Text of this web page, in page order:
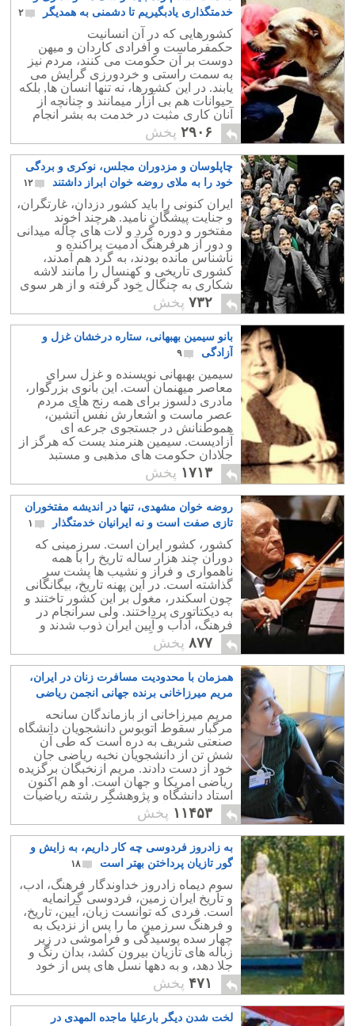
خدمتگذاری یادبگیریم تا دشمنی به همدیگر
۲
کشورهایی که در آن انسانیت
حکمفرماست و افرادی کاردان و میهن
دوست بر آن حکومت می کنند، مردم نیز
به سمت راستی و خردورزی گرایش می
یابند. در این کشورها، نه تنها انسان ها, بلکه
حیوانات هم بی آزار میمانند و چنانچه از
آنان کاری مثبت در خدمت به بشر انجام
پذیرد، نوازش شده بدانان توجه بیشتری
خواهد شد.
۲۹۰۶ پخش
چاپلوسان و مزدوران مجلس، نوکری و بردگی
خود را به ملای روضه خوان ابراز داشتند
۱۲
ایران کنونی را باید کشور دزدان، غارتگران،
و جنایت پیشگان نامید. هرچند آخوند
مفتخور و دوره گرد و لات های چاله میدانی
و دور از هرفرهنگ آدمیت پراکنده و
ناشناس مانده بودند، به گرد هم آمدند،
کشوری تاریخی و کهنسال را مانند لاشه
شکاری به چنگال خود گرفته و از هر سوی
به پاره پاره کردن آن پی پردازند.
۷۳۲ پخش
بانو سیمین بهبهانی، ستاره درخشان غزل و
آزادگی
۹
سیمین بهبهانی نویسنده و غزل‌ سرای
معاصر میهنمان است. این بانوی بزرگوار،
مادری دلسوز برای همه رنج های مردم
عصر ماست و اشعارش نفس آتشین،
هموطنانش در جستجوی جرعه ای
آزادیست. سیمین هنرمند یست که هرگز از
جلادان حکومت های مذهبی و مستبد
نهراسید و در پیشاپیش اعتراضات مردمی
آغوش بر روی خطرات گشود.
۱۷۱۳ پخش
روضه خوان مشهدی، تنها در اندیشه مفتخوران
تازی صفت است و نه ایرانیان خدمتگذار
۱
کشور، کشور ایران است. سرزمینی که
دوران چند هزار ساله تاریخ را با همه
ناهمواری و فراز و نشیب ها پشت سر
گذاشته است. در این پهنه تاریخ، بیگانگانی
چون اسکندر، مغول بر این کشور تاختند و
به دیکتاتوری پرداختند. ولی سرانجام در
فرهنگ، آداب و آیین ایران ذوب شدند و
هرکدام به خدمتگذاری و ایران دوستی
پرداختند.
۸۷۷ پخش
همزمان با محدودیت مسافرت زنان در ایران،
مریم میرزاخانی برنده جهانی انجمن ریاضی
مریم میرزاخانی از بازماندگان سانحه
مرگبار سقوط اتوبوس دانشجویان دانشگاه
صنعتی شریف به دره است که طی آن
شش تن از دانشجویان نخبه ریاضی جان
خود از دست دادند. مریم ازنخبگان برگزیده
ریاضی امریکا و جهان است. او هم اکنون
استاد دانشگاه و پژوهشگر رشته ریاضیات
و پیش از این استاد دانشگاه پرینستون بوده
است.
۱۱۴۵۳ پخش
به زادروز فردوسی چه کار داریم، به زایش و
گور تازیان پرداختن بهتر است
۱۸
سوم دیماه زادروز خداوندگار فرهنگ، ادب،
و تاریخ ایران زمین، فردوسی گرانمایه
است. فردی که توانست زبان، آیین، تاریخ،
و فرهنگ سرزمین ما را پس از نزدیک به
چهار سده پوسیدگی و فراموشی در زیر
زباله های تازیان بیرون کشد، بدان رنگ و
جلا دهد، و به دهها نسل های پس از خود
پیشکش و ارمغان بخشد.
۴۷۱ پخش
لخت شدن دیگر بارعلیا ماجده المهدی در